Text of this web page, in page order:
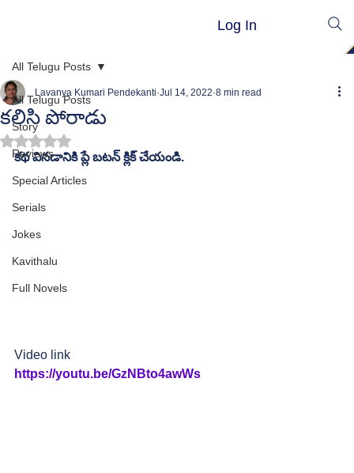
Log In
All Telugu Posts
Story
Reviews
Special Articles
Serials
Jokes
Kavithalu
Full Novels
All Telugu Posts
కలిసి పోరాడు
Lavanya Kumari Pendekanti Jul 14, 2022 8 min read
Rated NaN out of 5 stars.
కథ వినడానికి ప్లే బటన్ క్లిక్ చేయండి.
Video link
https://youtu.be/GzNBto4awWs